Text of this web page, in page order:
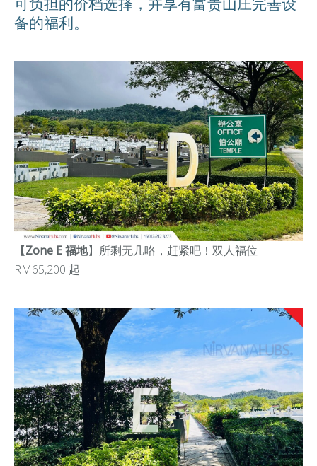
备的福利。
【Zone E 福地】 所剩无几咯，赶紧吧！双人福位
RM65,200 起